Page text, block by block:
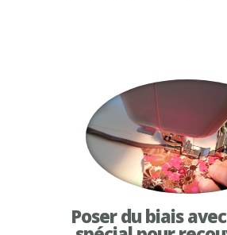
Poser du biais